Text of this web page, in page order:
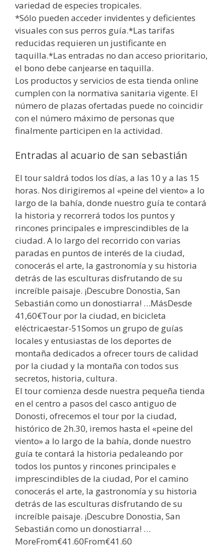
variedad de especies tropicales.
*Sólo pueden acceder invidentes y deficientes
visuales con sus perros guía.*Las tarifas
reducidas requieren un justificante en
taquilla.*Las entradas no dan acceso prioritario,
el bono debe canjearse en taquilla.
Los productos y servicios de esta tienda online
cumplen con la normativa sanitaria vigente. El
número de plazas ofertadas puede no coincidir
con el número máximo de personas que
finalmente participen en la actividad.
Entradas al acuario de san sebastián
El tour saldrá todos los días, a las 10 y a las 15
horas. Nos dirigiremos al «peine del viento» a lo
largo de la bahía, donde nuestro guía te contará
la historia y recorrerá todos los puntos y
rincones principales e imprescindibles de la
ciudad. A lo largo del recorrido con varias
paradas en puntos de interés de la ciudad,
conocerás el arte, la gastronomía y su historia
detrás de las esculturas disfrutando de su
increíble paisaje. ¡Descubre Donostia, San
Sebastián como un donostiarra! …MásDesde
41,60€Tour por la ciudad, en bicicleta
eléctricaestar-51Somos un grupo de guías
locales y entusiastas de los deportes de
montaña dedicados a ofrecer tours de calidad
por la ciudad y la montaña con todos sus
secretos, historia, cultura.
El tour comienza desde nuestra pequeña tienda
en el centro a pasos del casco antiguo de
Donosti, ofrecemos el tour por la ciudad,
histórico de 2h.30, iremos hasta el «peine del
viento» a lo largo de la bahía, donde nuestro
guía te contará la historia pedaleando por
todos los puntos y rincones principales e
imprescindibles de la ciudad, Por el camino
conocerás el arte, la gastronomía y su historia
detrás de las esculturas disfrutando de su
increíble paisaje. ¡Descubre Donostia, San
Sebastián como un donostiarra! …
MoreFrom€41.60From€41.60